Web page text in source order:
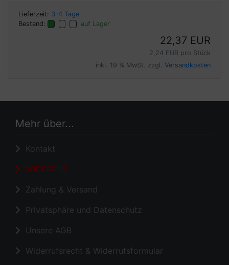
Lieferzeit: 3-4 Tage
Bestand:
auf Lager
22,37 EUR
2,24 EUR pro Stück
inkl. 19 % MwSt. zzgl. Versandkosten
Mehr über...
Kontakt
WIDERRUF
Zahlung & Versand
Privatsphäre und Datenschutz
Unsere AGB
Widerrufsrecht & Widerrufsformular